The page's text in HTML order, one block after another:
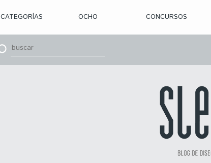
CATEGORÍAS
> DISEÑO
> APRENDE
CON
OCHO CONCURSOS
> CON. CERRADA